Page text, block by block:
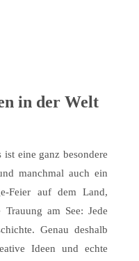
in der Welt
eine ganz besondere
manchmal auch ein
Feier auf dem Land,
am See: Jede
Genau deshalb
Ideen und echte